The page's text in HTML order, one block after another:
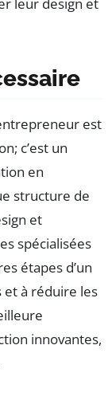
leur design et
est
c’est un
en
structure de
et
spécialisées
étapes d’un
à réduire les
innovantes,